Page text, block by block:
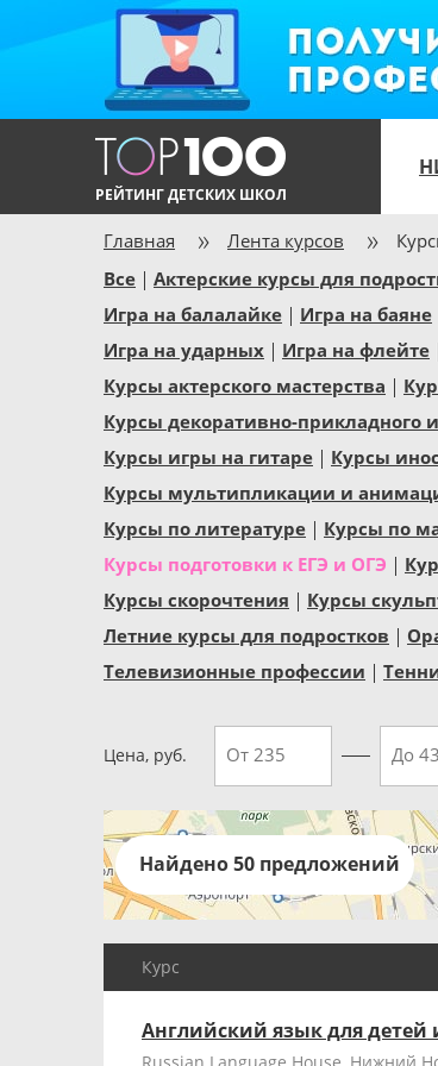
РЕЙТИНГ ДЕТСКИХ ШКОЛ
Главная Лента курсов
Все
Актерские курсы для
Игра на балалайке
Игра на баяне
Игра на ударных
Игра на флейте
Курсы актерского мастерства
Курсы декоративно-прикладного
Курсы игры на гитаре
Курсы
Курсы мультипликации и
Курсы по литературе
Курсы по
Курсы подготовки к ЕГЭ и ОГЭ
Курсы скорочтения
Курсы
Летние курсы для подростков
Телевизионные профессии
Цена, руб.
Найдено 50 предложений
Курс
Английский язык для